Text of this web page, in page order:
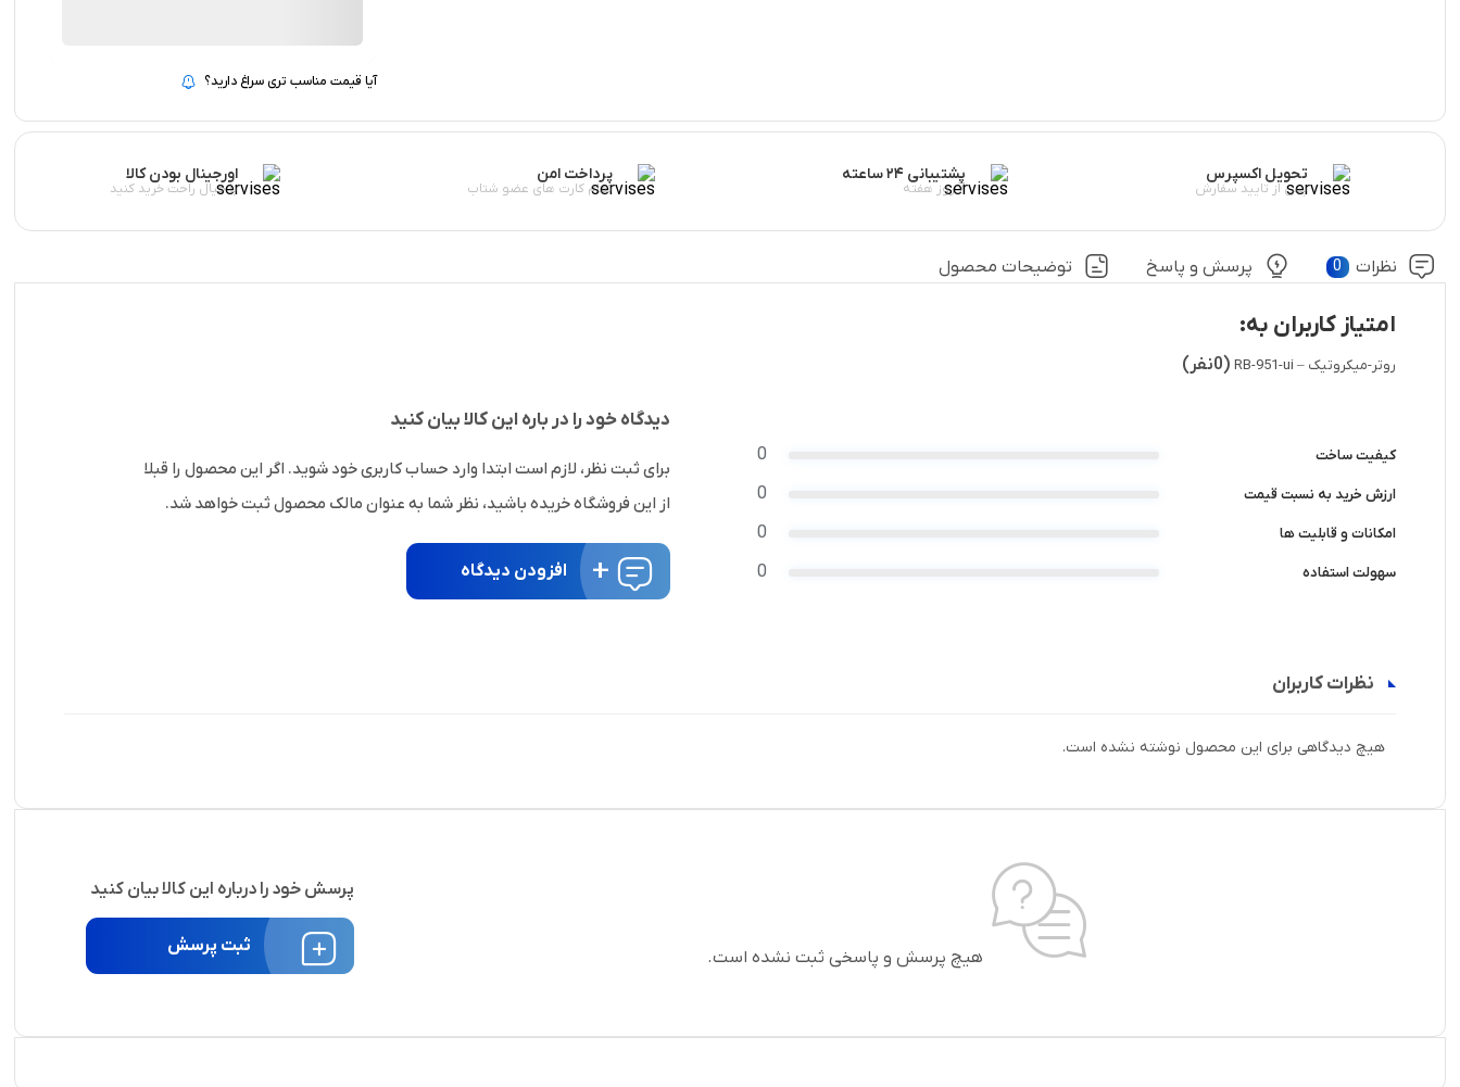
-
951-
quantity
آیا قیمت مناسب تری سراغ دارید؟
تحویل اکسپرس
پس از تایید سفارش
پشتیبانی ۲۴ ساعته
7 روز هفته
پرداخت امن
تمام کارت های عضو شتاب
اورجینال بودن کالا
با خیال راحت خرید کنید
نظرات 0 پرسش و پاسخ توضیحات محصول
امتیاز کاربران به:
روتر-میکروتیک – RB-951-ui (0نفر)
کیفیت ساخت 0
ارزش خرید به نسبت قیمت 0
امکانات و قابلیت ها 0
سهولت استفاده 0
دیدگاه خود را در باره این کالا بیان کنید
برای ثبت نظر، لازم است ابتدا وارد حساب کاربری خود شوید. اگر این محصول را قبلا
از این فروشگاه خریده باشید، نظر شما به عنوان مالک محصول ثبت خواهد شد.
افزودن دیدگاه
نظرات کاربران
هیچ دیدگاهی برای این محصول نوشته نشده است.
هیچ پرسش و پاسخی ثبت نشده است.
پرسش خود را درباره این کالا بیان کنید
ثبت پرسش